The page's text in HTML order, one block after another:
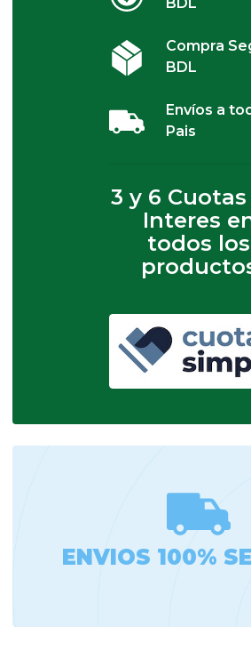
Compra
BDL
Envíos a
Pais
3 y 6
Interes
todos los
ENVIOS 100%